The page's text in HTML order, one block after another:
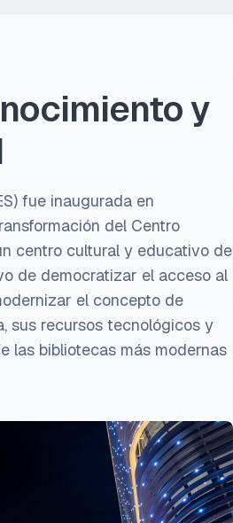
y
fue inaugurada en
del Centro
centro cultural y educativo de
de democratizar el acceso al
el concepto de
sus recursos tecnológicos y
las bibliotecas más modernas